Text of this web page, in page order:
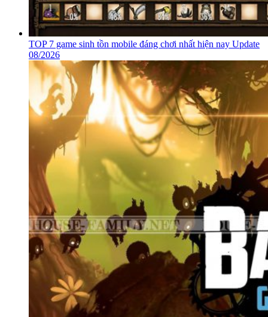
TOP 7 game sinh tồn mobile đáng chơi nhất hiện nay Update
08/2026